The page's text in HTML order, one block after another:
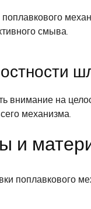
смыва.
внимание на
механизма.
и
поплавкового